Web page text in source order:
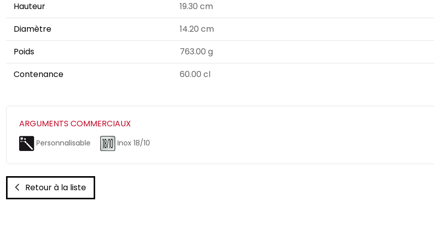
Hauteur
19.30 cm
Diamètre
14.20 cm
Poids
763.00 g
Contenance
60.00 cl
ARGUMENTS COMMERCIAUX
Personnalisable Inox 18/10
Retour à la liste